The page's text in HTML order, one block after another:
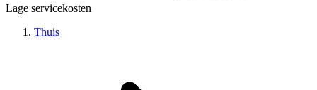
Lage servicekosten
Thuis